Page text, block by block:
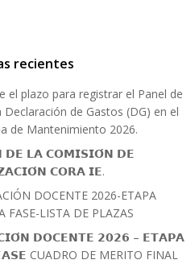
recientes
el plazo para registrar el Panel de
de Gastos (DG) en el
de Mantenimiento 2026.
𝗟𝗔 𝗖𝗢𝗠𝗜𝗦𝗜𝗢́𝗡 𝗗𝗘
𝗖𝗢𝗥𝗔 𝗜𝗘.
DOCENTE 2026-ETAPA
FASE-LISTA DE PLAZAS
𝗗𝗢𝗖𝗘𝗡𝗧𝗘 𝟮𝟬𝟮𝟲 – 𝗘𝗧𝗔𝗣𝗔
CUADRO DE MERITO FINAL